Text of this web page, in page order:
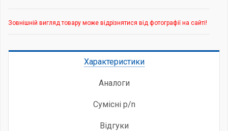
Зовнішній вигляд товару може відрізнятися від фотографії на сайті!
Характеристики
Аналоги
Сумісні p/n
Відгуки